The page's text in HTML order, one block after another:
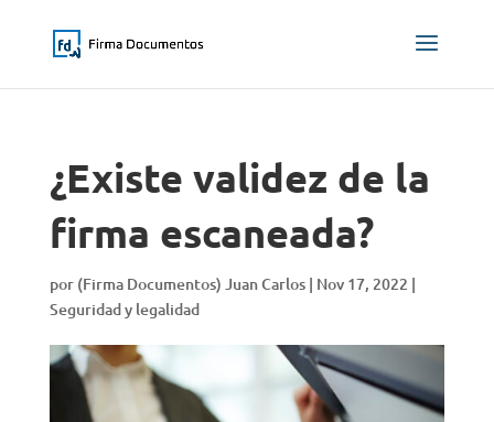
¿Existe validez de la
firma escaneada?
por (Firma Documentos) Juan Carlos| Nov 17, 2022 |
Seguridad y legalidad